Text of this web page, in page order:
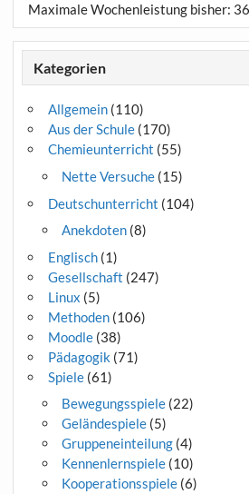
Maximale Wochenleistung bisher:
Kategorien
Allgemein(110)
Aus der Schule(170)
Chemieunterricht (55)
Nette Versuche(15)
Deutschunterricht (104)
Anekdoten(8)
Englisch(1)
Gesellschaft (247)
Linux (5)
Methoden(106)
Moodle(38)
Pädagogik (71)
Spiele(61)
Bewegungsspiele(22)
Geländespiele(5)
Gruppeneinteilung(4)
Kennenlernspiele(10)
Kooperationsspiele(6)